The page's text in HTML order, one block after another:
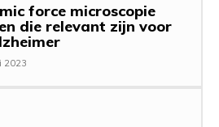
force microscopie
die relevant zijn voor
2023